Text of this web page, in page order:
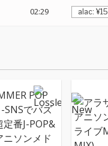
02:29